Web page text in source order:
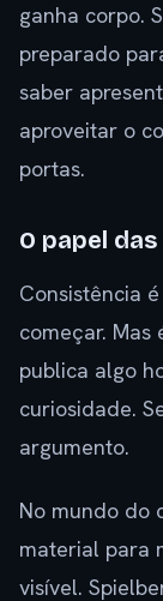
ganha corpo.
preparado
saber
aproveitar o
portas.
O papel
Consistência
começar. Mas
publica algo
curiosidade.
argumento.
No mundo do
material para
visível.